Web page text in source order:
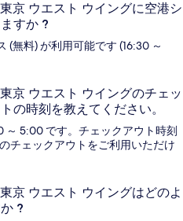
京 ウエスト ウイングに空港シ
すか ?
(無料) が利用可能です (16:30 ～
京 ウエスト ウイングのチェッ
の時刻を教えてください。
～ 5:00 です。チェックアウト時刻
チェックアウトをご利用いただけ
京 ウエスト ウイングはどのよ
?